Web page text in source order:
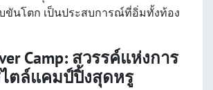
ขันโตก เป็นประสบการณ์ที่อิ่มทั้งท้อง
Camp: สวรรค์แห่งการ
ตล์แคมป์ปิ้งสุดหรู